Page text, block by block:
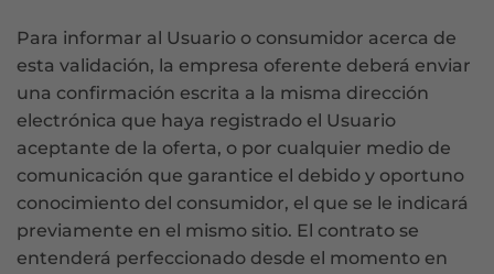
Para informar al Usuario o consumidor acerca de
esta validación, la empresa oferente deberá enviar
una confirmación escrita a la misma dirección
electrónica que haya registrado el Usuario
aceptante de la oferta, o por cualquier medio de
comunicación que garantice el debido y oportuno
conocimiento del consumidor, el que se le indicará
previamente en el mismo sitio. El contrato se
entenderá perfeccionado desde el momento en